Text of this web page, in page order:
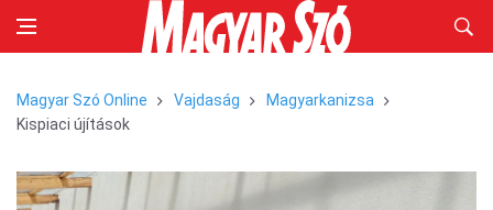
Magyar Szó Online Vajdaság
Magyarkanizsa
Kispiaci újítások